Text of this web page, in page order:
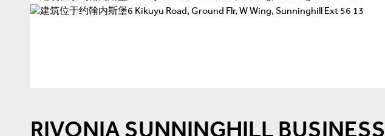
RIVONIA SUNNINGHILL BUSINESS